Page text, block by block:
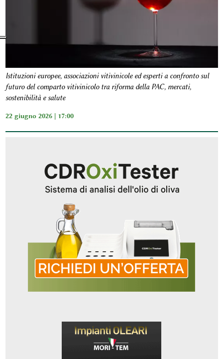
Istituzioni europee, associazioni vitivinicole ed esperti a confronto sul
futuro del comparto vitivinicolo tra riforma della PAC, mercati,
sostenibilità e salute
22 giugno 2026 | 17:00